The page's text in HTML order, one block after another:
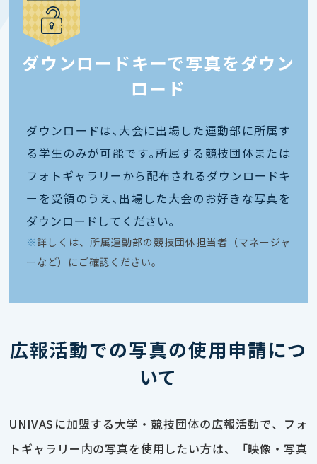
ダウンロードキーで写真をダウン
ロード
ダウンロードは､大会に出場した運動部に所属す
る学生のみが可能です｡所属する競技団体または
フォトギャラリーから配布されるダウンロードキ
ーを受領のうえ､出場した大会のお好きな写真を
ダウンロードしてください｡
※ 詳しくは、所属運動部の競技団体担当者（マネージャ
ーなど）にご確認ください。
広報活動での写真の使用申請につ
いて
UNIVASに加盟する大学・競技団体の広報活動で、フォ
トギャラリー内の写真を使用したい方は、「映像・写真